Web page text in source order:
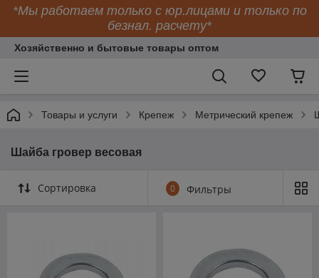
*Мы работаем только с юр.лицами и только по
безнал. расчету*
Хозяйственно и бытовые товары оптом
Товары и услуги Крепеж Метрический крепеж
Шайба гровер весовая
Сортировка 0 Фильтры